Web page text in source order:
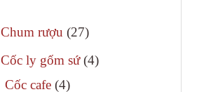
Chum rượu 2727
phẩm
Cốc ly gốm sứ 44
Cốc cafe 44